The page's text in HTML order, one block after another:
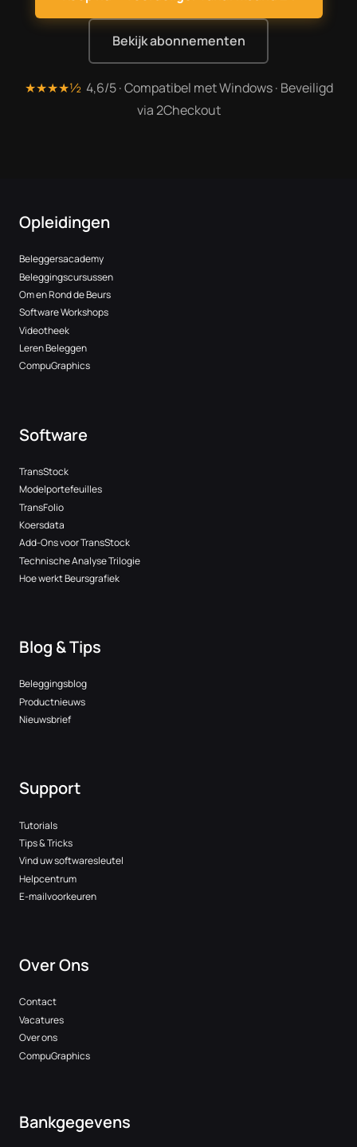
Bekijk abonnementen
★★★★½4,6/5 · Compatibel met Windows · Beveiligd
via 2Checkout
Opleidingen
Beleggersacademy
Beleggingscursussen
Om en Rond de Beurs
Software Workshops
Videotheek
Leren Beleggen
CompuGraphics
Software
TransStock
Modelportefeuilles
TransFolio
Koersdata
Add-Ons voor TransStock
Technische Analyse Trilogie
Hoe werkt Beursgrafiek
Blog & Tips
Beleggingsblog
Productnieuws
Nieuwsbrief
Support
Tutorials
Tips & Tricks
Vind uw softwaresleutel
Helpcentrum
E-mailvoorkeuren
Over Ons
Contact
Vacatures
Over ons
CompuGraphics
Bankgegevens